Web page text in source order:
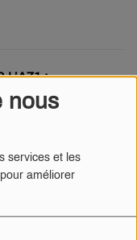
nous
services et les
améliorer
L’A71 :
DE BOURGES
3
PELUCHES